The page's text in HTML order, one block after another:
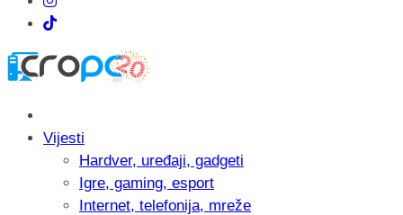
Vijesti
Hardver, uređaji, gadgeti
Igre, gaming, esport
Internet, telefonija, mreže